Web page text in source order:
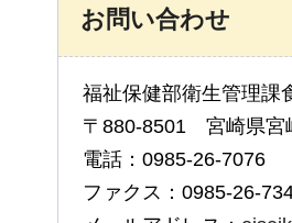
お問い合わせ
福祉保健部衛生管理課
〒880-8501 宮崎県宮
電話：0985-26-7076
ファクス：0985-26-